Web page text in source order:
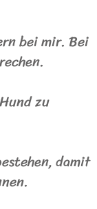
bei mir. Bei
zu
damit